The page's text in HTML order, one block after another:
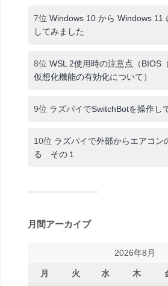
7位 Windows 10 から Windows 11
してみました
8位 WSL 2使用時の注意点（BIOS
仮想化機能の有効化について）
9位 ラズパイでSwitchBotを操作し
10位 ラズパイで外部からエアコン
る その１
月間アーカイブ
2026年8月
月 火 水 木